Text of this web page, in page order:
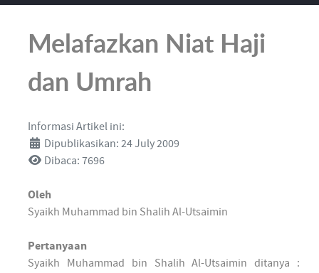
Melafazkan Niat Haji
dan Umrah
Informasi Artikel ini:
Dipublikasikan: 24 July 2009
Dibaca: 7696
Oleh
Syaikh Muhammad bin Shalih Al-Utsaimin
Pertanyaan
Syaikh Muhammad bin Shalih Al-Utsaimin ditanya :